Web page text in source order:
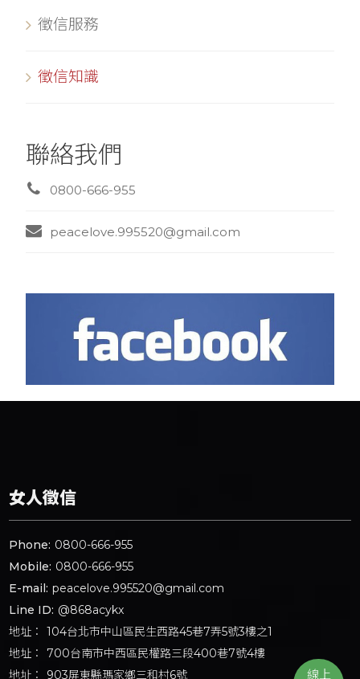
徵信服務
徵信知識
聯絡我們
0800-666-955
peacelove.995520@gmail.com
線上
女人徵信
Phone: 0800-666-955
Mobile: 0800-666-955
E-mail: peacelove.995520@gmail.com
Line ID: @868acykx
地址：
104台北市中山區民生西路45巷7弄5號3樓之1
地址：
700台南市中西區民權路三段400巷7號4樓
地址：
903屏東縣瑪家鄉三和村6號